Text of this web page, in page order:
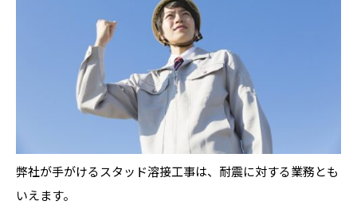
弊社が手がけるスタッド溶接工事は、耐震に対する業務とも
いえます。